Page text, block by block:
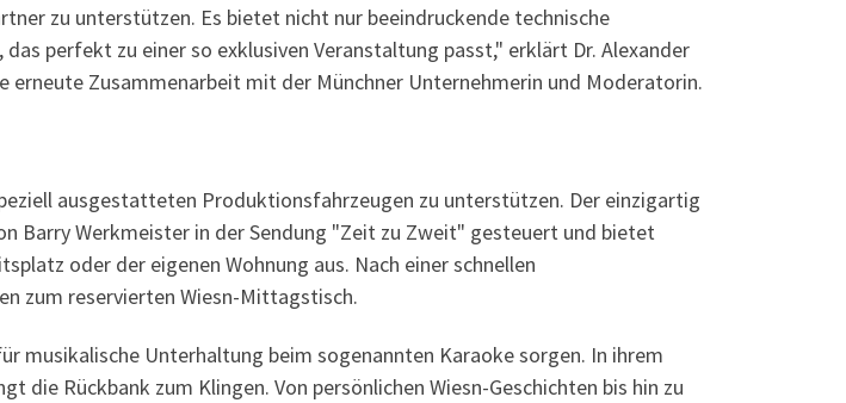
zu unterstützen. Es bietet nicht nur beeindruckende technische
perfekt zu einer so exklusiven Veranstaltung passt," erklärt Dr. Alexander
erneute Zusammenarbeit mit der Münchner Unternehmerin und Moderatorin.
ausgestatteten Produktionsfahrzeugen zu unterstützen. Der einzigartig
Barry Werkmeister in der Sendung "Zeit zu Zweit" gesteuert und bietet
oder der eigenen Wohnung aus. Nach einer schnellen
zum reservierten Wiesn-Mittagstisch.
musikalische Unterhaltung beim sogenannten Karaoke sorgen. In ihrem
Rückbank zum Klingen. Von persönlichen Wiesn-Geschichten bis hin zu